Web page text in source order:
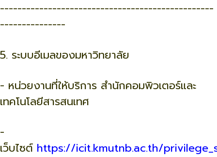
-------------------------------------------------
---------------
5. ระบบอีเมลของมหาวิทยาลัย
- หน่วยงานที่ให้บริการ สำนักคอมพิวเตอร์และ
เทคโนโลยีสารสนเทศ
-
เว็บไซต์ https://icit.kmutnb.ac.th/